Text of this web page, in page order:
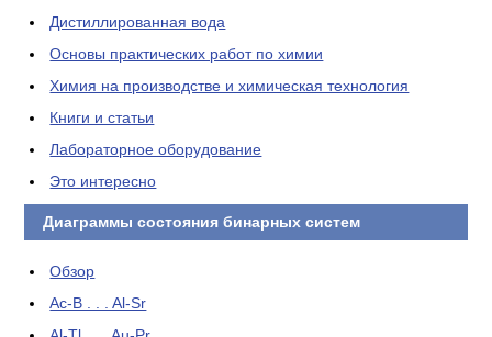
Дистиллированная вода
Основы практических работ по химии
Химия на производстве и химическая технология
Книги и статьи
Лабораторное оборудование
Это интересно
Диаграммы состояния бинарных систем
Обзор
Ac-B . . . Al-Sr